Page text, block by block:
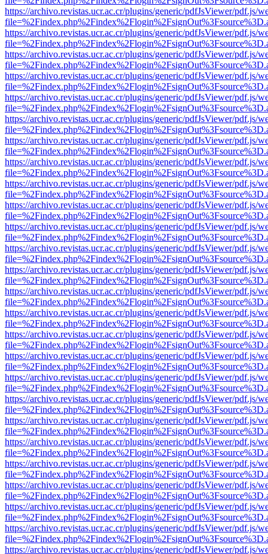
https://archivo.revistas.ucr.ac.cr/plugins/generic/pdfJsViewer/pdf.js/
https://archivo.revistas.ucr.ac.cr/plugins/generic/pdfJsViewer/pdf.js/
https://archivo.revistas.ucr.ac.cr/plugins/generic/pdfJsViewer/pdf.js/
https://archivo.revistas.ucr.ac.cr/plugins/generic/pdfJsViewer/pdf.js/
https://archivo.revistas.ucr.ac.cr/plugins/generic/pdfJsViewer/pdf.js/
https://archivo.revistas.ucr.ac.cr/plugins/generic/pdfJsViewer/pdf.js/
https://archivo.revistas.ucr.ac.cr/plugins/generic/pdfJsViewer/pdf.js/
https://archivo.revistas.ucr.ac.cr/plugins/generic/pdfJsViewer/pdf.js/
https://archivo.revistas.ucr.ac.cr/plugins/generic/pdfJsViewer/pdf.js/
https://archivo.revistas.ucr.ac.cr/plugins/generic/pdfJsViewer/pdf.js/
https://archivo.revistas.ucr.ac.cr/plugins/generic/pdfJsViewer/pdf.js/
https://archivo.revistas.ucr.ac.cr/plugins/generic/pdfJsViewer/pdf.js/
https://archivo.revistas.ucr.ac.cr/plugins/generic/pdfJsViewer/pdf.js/
https://archivo.revistas.ucr.ac.cr/plugins/generic/pdfJsViewer/pdf.js/
https://archivo.revistas.ucr.ac.cr/plugins/generic/pdfJsViewer/pdf.js/
https://archivo.revistas.ucr.ac.cr/plugins/generic/pdfJsViewer/pdf.js/
https://archivo.revistas.ucr.ac.cr/plugins/generic/pdfJsViewer/pdf.js/
https://archivo.revistas.ucr.ac.cr/plugins/generic/pdfJsViewer/pdf.js/
https://archivo.revistas.ucr.ac.cr/plugins/generic/pdfJsViewer/pdf.js/
https://archivo.revistas.ucr.ac.cr/plugins/generic/pdfJsViewer/pdf.js/
https://archivo.revistas.ucr.ac.cr/plugins/generic/pdfJsViewer/pdf.js/
https://archivo.revistas.ucr.ac.cr/plugins/generic/pdfJsViewer/pdf.js/
https://archivo.revistas.ucr.ac.cr/plugins/generic/pdfJsViewer/pdf.js/
https://archivo.revistas.ucr.ac.cr/plugins/generic/pdfJsViewer/pdf.js/
https://archivo.revistas.ucr.ac.cr/plugins/generic/pdfJsViewer/pdf.js/
https://archivo.revistas.ucr.ac.cr/plugins/generic/pdfJsViewer/pdf.js/